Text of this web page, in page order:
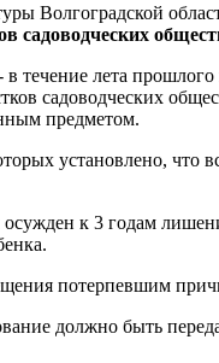
Волгоградской
садоводческих
в течение лета
садоводческих
предметом.
установлено,
к 3 годам
потерпевшим
должно быть